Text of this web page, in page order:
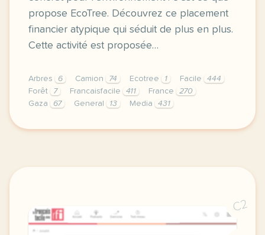
propose EcoTree. Découvrez ce placement
financier atypique qui séduit de plus en plus.
Cette activité est proposée…
Arbres 6 Camion 74 Ecotree 1 Facile
444
Forêt
7 Francaisfacile 411 France
270
Gaza
67 General 13 Media 431
exercice b2 ecotree s engager pour la foret
C2